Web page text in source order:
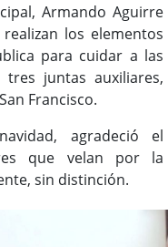
Armando Aguirre
los elementos
para cuidar a las
juntas auxiliares,
Francisco.
agradeció el
que velan por la
sin distinción.